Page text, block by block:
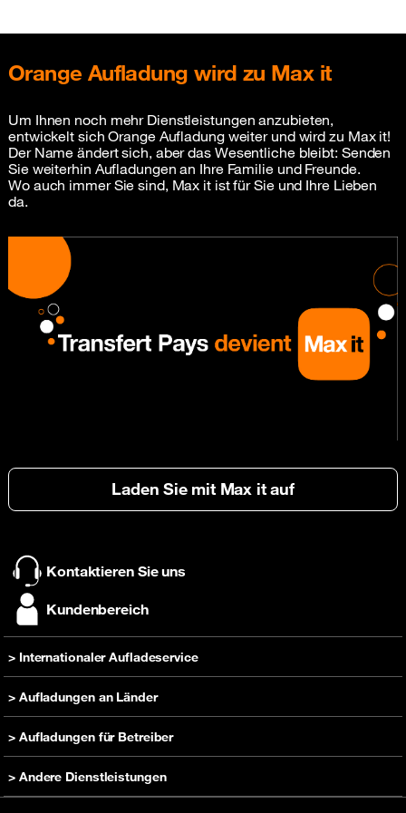
Orange Aufladung wird zu Max it
Um Ihnen noch mehr Dienstleistungen anzubieten,
entwickelt sich Orange Aufladung weiter und wird zu Max it!
Der Name ändert sich, aber das Wesentliche bleibt: Senden
Sie weiterhin Aufladungen an Ihre Familie und Freunde.
Wo auch immer Sie sind, Max it ist für Sie und Ihre Lieben
da.
Laden Sie mit Max it auf
> Internationaler Aufladeservice
Eine Aufladung senden
Hilfe
> Aufladungen an Länder
Kamerun aufladen
DR Kongo aufladen
Elfenbeinküste aufladen
> Aufladungen für Betreiber
Aufladungen für Orange Kamerun
Aufladungen für Orange Elfenbeinkuste
> Andere Dienstleistungen
Kontaktieren Sie uns
Kundenbereich